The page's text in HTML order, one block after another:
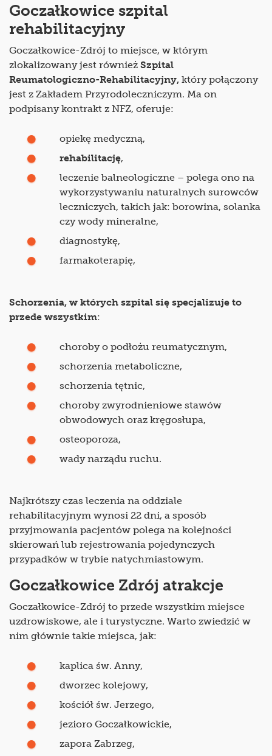
Goczałkowice szpital
rehabilitacyjny
Goczałkowice-Zdrój to miejsce, w którym
zlokalizowany jest również Szpital
Reumatologiczno-Rehabilitacyjny, który połączony
jest z Zakładem Przyrodoleczniczym. Ma on
podpisany kontrakt z NFZ, oferuje:
opiekę medyczną,
rehabilitację,
leczenie balneologiczne – polega ono na
wykorzystywaniu naturalnych surowców
leczniczych, takich jak: borowina, solanka
czy wody mineralne,
diagnostykę,
farmakoterapię,
Schorzenia, w których szpital się specjalizuje to
przede wszystkim:
choroby o podłożu reumatycznym,
schorzenia metaboliczne,
schorzenia tętnic,
choroby zwyrodnieniowe stawów
obwodowych oraz kręgosłupa,
osteoporoza,
wady narządu ruchu.
Najkrótszy czas leczenia na oddziale
rehabilitacyjnym wynosi 22 dni, a sposób
przyjmowania pacjentów polega na kolejności
skierowań lub rejestrowania pojedynczych
przypadków w trybie natychmiastowym.
Goczałkowice Zdrój atrakcje
Goczałkowice-Zdrój to przede wszystkim miejsce
uzdrowiskowe, ale i turystyczne. Warto zwiedzić w
nim głównie takie miejsca, jak:
kaplica św. Anny,
dworzec kolejowy,
kościół św. Jerzego,
jezioro Goczałkowickie,
zapora Zabrzeg,